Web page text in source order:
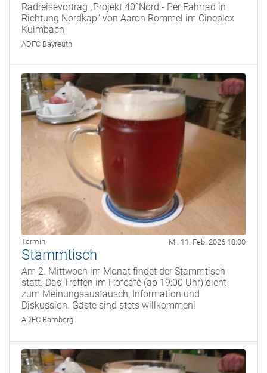
Radreisevortrag „Projekt 40°Nord - Per Fahrrad in
Richtung Nordkap“ von Aaron Rommel im Cineplex
Kulmbach
ADFC Bayreuth
Termin Mi. 11. Feb. 2026 18:00
Stammtisch
Am 2. Mittwoch im Monat findet der Stammtisch
statt. Das Treffen im Hofcafé (ab 19:00 Uhr) dient
zum Meinungsaustausch, Information und
Diskussion. Gäste sind stets willkommen!
ADFC Bamberg